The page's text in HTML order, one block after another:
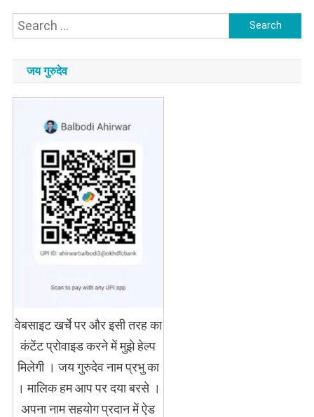
Search
for:
जय गुरुदेव
वेबसाइट खर्चे पर और इसी तरह का
कंटेंट प्रोवाइड करने में मुझे हेल्प
मिलेगी । जय गुरुदेव नाम प्रभु का
। मालिक हम आप पर दया बरसे ।
अपना नाम सहयोग प्रदान में ऐड